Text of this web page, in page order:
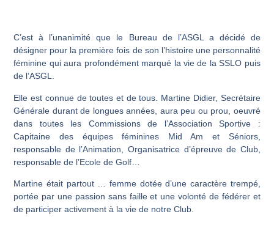
C’est à l’unanimité que le Bureau de l’ASGL a décidé de
désigner pour la première fois de son l’histoire une personnalité
féminine qui aura profondément marqué la vie de la SSLO puis
de l’ASGL.
Elle est connue de toutes et de tous. Martine Didier, Secrétaire
Générale durant de longues années, aura peu ou prou, oeuvré
dans toutes les Commissions de l’Association Sportive :
Capitaine des équipes féminines Mid Am et Séniors,
responsable de l’Animation, Organisatrice d’épreuve de Club,
responsable de l’Ecole de Golf…
Martine était partout … femme dotée d’une caractère trempé,
portée par une passion sans faille et une volonté de fédérer et
de participer activement à la vie de notre Club.